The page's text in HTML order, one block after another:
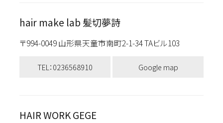
hair make lab 髪切夢詩
〒994-0049 山形県天童市南町2-1-34 TAビル103
TEL：0236568910 Google map
HAIR WORK GEGE